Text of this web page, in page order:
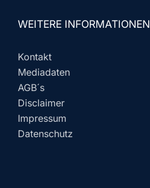
WEITERE INFORMATIONEN
Kontakt
Mediadaten
AGB´s
Disclaimer
Impressum
Datenschutz